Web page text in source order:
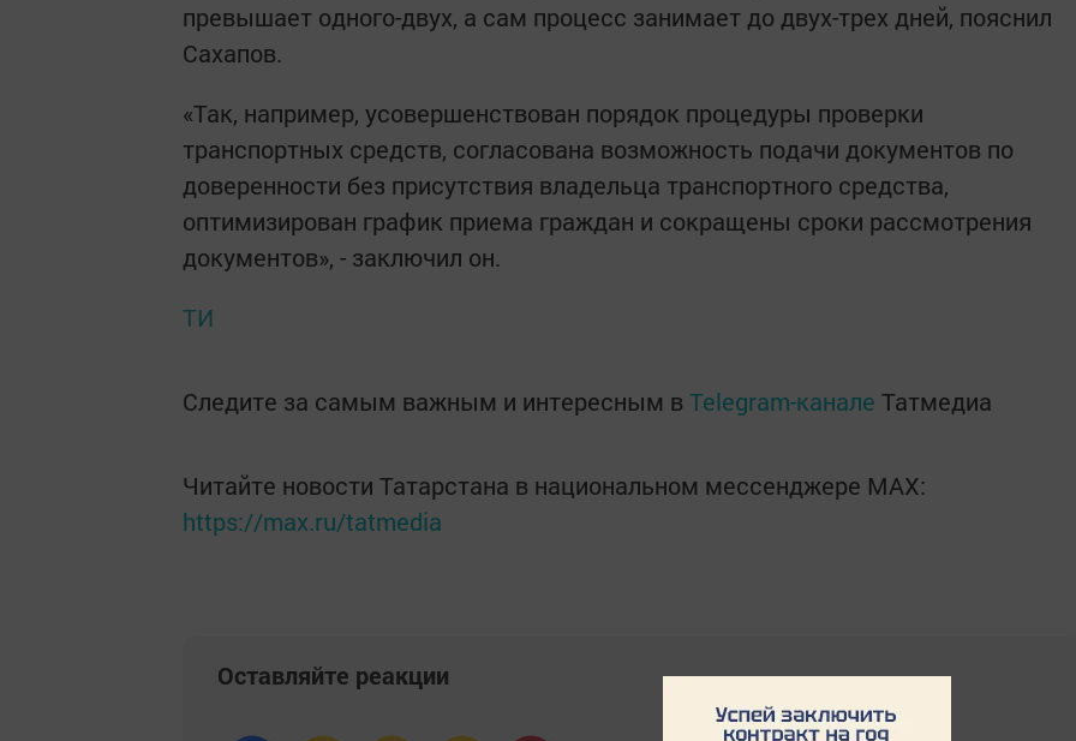
превышает одного-двух, а сам процесс занимает до двух-трех дней, пояснил
Сахапов.
«Так, например, усовершенствован порядок процедуры проверки
транспортных средств, согласована возможность подачи документов по
доверенности без присутствия владельца транспортного средства,
оптимизирован график приема граждан и сокращены сроки рассмотрения
документов», - заключил он.
ТИ
Следите за самым важным и интересным в Telegram-канале Татмедиа
Читайте новости Татарстана в национальном мессенджере MАХ:
https://max.ru/tatmedia
Оставляйте реакции